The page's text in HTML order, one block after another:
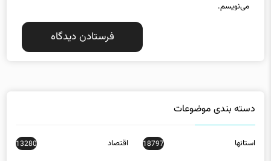
می‌نویسم.
دسته بندی موضوعات
استانها 18797 اقتصاد 13280